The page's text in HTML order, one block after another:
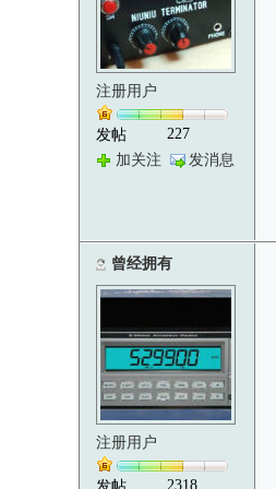
注册用户
发帖
227
加关注
发消息
曾经拥有
注册用户
2318